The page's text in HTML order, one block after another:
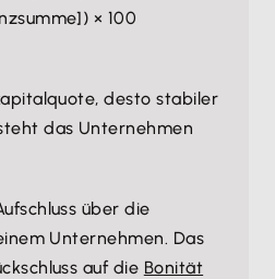
× 100
desto stabiler
das Unternehmen
über die
Unternehmen. Das
auf die Bonität